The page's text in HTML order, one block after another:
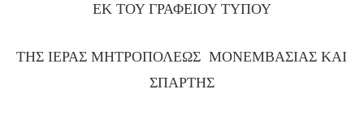
ΕΚ ΤΟΥ ΓΡΑΦΕΙΟΥ ΤΥΠΟΥ
ΤΗΣ ΙΕΡΑΣ ΜΗΤΡΟΠΟΛΕΩΣ ΜΟΝΕΜΒΑΣΙΑΣ ΚΑΙ
ΣΠΑΡΤΗΣ